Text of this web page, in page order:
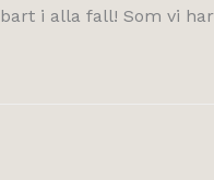
i alla fall! Som vi